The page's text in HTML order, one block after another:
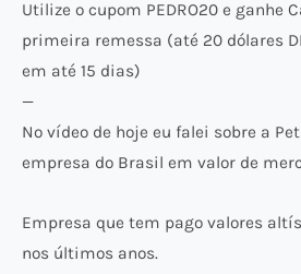
Utilize o cupom PEDRO20 e ganhe
primeira remessa (até 20 dólares
em até 15 dias)
—
No vídeo de hoje eu falei sobre a
empresa do Brasil em valor de
Empresa que tem pago valores
nos últimos anos.